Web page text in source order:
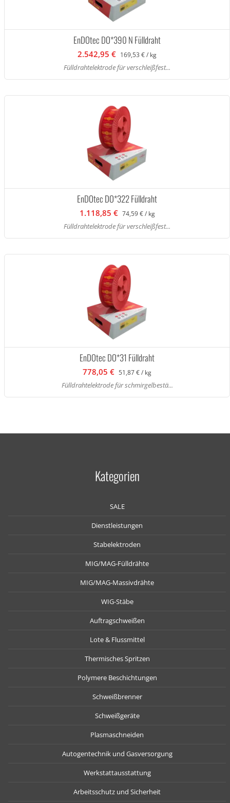
EnDOtec DO*390 N Fülldraht
2.542,95 € 169,53 € / kg
Fülldrahtelektrode für verschleißfest...
EnDOtec DO*322 Fülldraht
1.118,85 € 74,59 € / kg
Fülldrahtelektrode für verschleißfest...
EnDOtec DO*31 Fülldraht
778,05 € 51,87 € / kg
Fülldrahtelektrode für schmirgelbestä...
Kategorien
SALE
Dienstleistungen
Stabelektroden
MIG/MAG-Fülldrähte
MIG/MAG-Massivdrähte
WIG-Stäbe
Auftragschweißen
Lote & Flussmittel
Thermisches Spritzen
Polymere Beschichtungen
Schweißbrenner
Schweißgeräte
Plasmaschneiden
Autogentechnik und Gasversorgung
Werkstattausstattung
Arbeitsschutz und Sicherheit